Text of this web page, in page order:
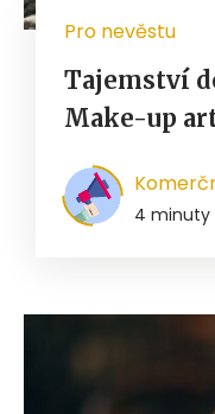
Pro nevěstu
Tajemství
Make-up
4